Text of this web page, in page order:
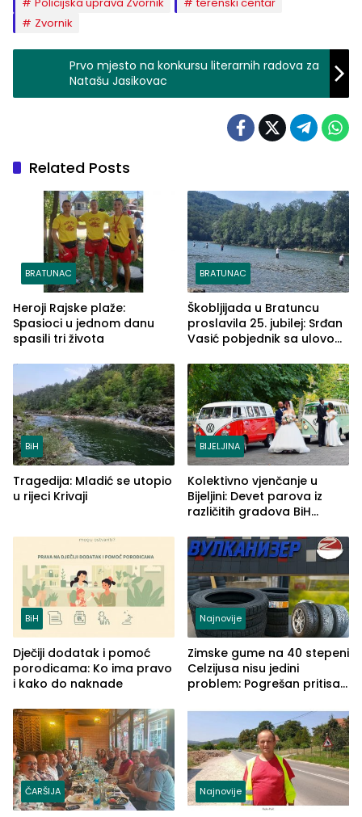
Zvornik
Prvo mjesto na konkursu literarnih radova za
Natašu Jasikovac
Related Posts
BRATUNAC
Heroji Rajske plaže:
Spasioci u jednom danu
spasili tri života
BRATUNAC
Škobljijada u Bratuncu
proslavila 25. jubilej: Srđan
Vasić pobjednik sa ulovom
BiH
Tragedija: Mladić se utopio
u rijeci Krivaji
BIJELJINA
Kolektivno vjenčanje u
Bijeljini: Devet parova iz
različitih gradova BiH
BiH
Dječiji dodatak i pomoć
porodicama: Ko ima pravo
i kako do naknade
Najnovije
Zimske gume na 40 stepeni
Celzijusa nisu jedini
problem: Pogrešan pritisak
ČARŠIJA Najnovije